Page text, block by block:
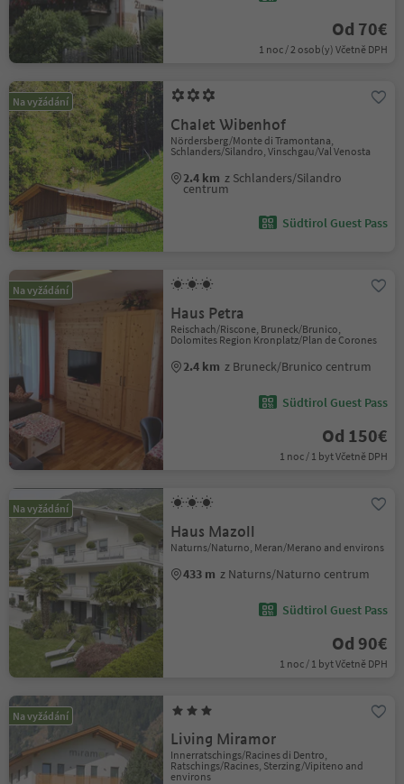
Od 70€
1 noc / 2 osob(y) Včetně DPH
Na vyžádání
Chalet Wibenhof
Nördersberg/Monte di Tramontana,
Schlanders/Silandro, Vinschgau/Val Venosta
2.4 km z Schlanders/Silandro
centrum
Südtirol Guest Pass
Na vyžádání
Haus Petra
Reischach/Riscone, Bruneck/Brunico,
Dolomites Region Kronplatz/Plan de Corones
2.4 km z Bruneck/Brunico centrum
Südtirol Guest Pass
Od 150€
1 noc / 1 byt Včetně DPH
Na vyžádání
Haus Mazoll
Naturns/Naturno, Meran/Merano and environs
433 m z Naturns/Naturno centrum
Südtirol Guest Pass
Od 90€
1 noc / 1 byt Včetně DPH
Na vyžádání
Living Miramor
Innerratschings/Racines di Dentro,
Ratschings/Racines, Sterzing/Vipiteno and
environs